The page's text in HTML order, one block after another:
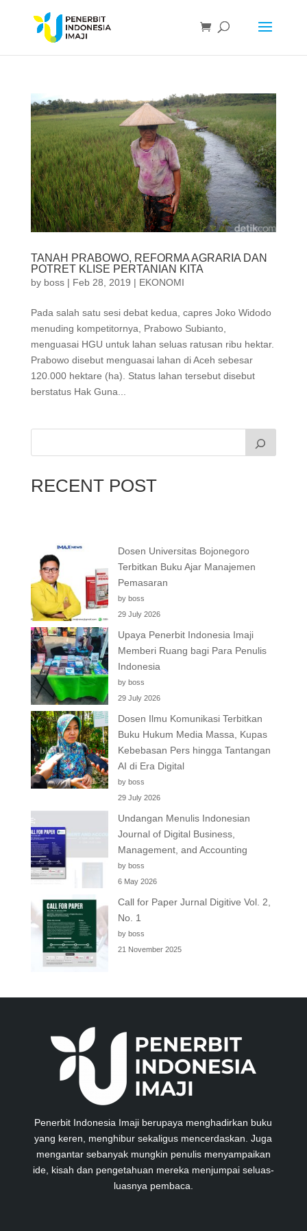
TANAH PRABOWO, REFORMA AGRARIA DAN
POTRET KLISE PERTANIAN KITA
by boss| Feb 28, 2019 | EKONOMI
Pada salah satu sesi debat kedua, capres Joko Widodo
menuding kompetitornya, Prabowo Subianto,
menguasai HGU untuk lahan seluas ratusan ribu hektar.
Prabowo disebut menguasai lahan di Aceh sebesar
120.000 hektare (ha). Status lahan tersebut disebut
berstatus Hak Guna...
RECENT POST
Dosen Universitas Bojonegoro
Terbitkan Buku Ajar Manajemen
Pemasaran
by boss
29 July 2026
Upaya Penerbit Indonesia Imaji
Memberi Ruang bagi Para Penulis
Indonesia
by boss
29 July 2026
Dosen Ilmu Komunikasi Terbitkan
Buku Hukum Media Massa, Kupas
Kebebasan Pers hingga Tantangan
AI di Era Digital
by boss
29 July 2026
Undangan Menulis Indonesian
Journal of Digital Business,
Management, and Accounting
by boss
6 May 2026
Call for Paper Jurnal Digitive Vol. 2,
No. 1
by boss
21 November 2025
Penerbit Indonesia Imaji berupaya menghadirkan buku
yang keren, menghibur sekaligus mencerdaskan. Juga
mengantar sebanyak mungkin penulis menyampaikan
ide, kisah dan pengetahuan mereka menjumpai seluas-
luasnya pembaca.